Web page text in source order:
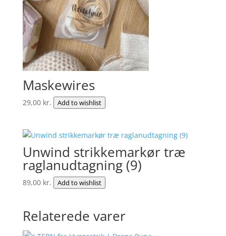
Maskewires
29,00 kr. Add to wishlist
Unwind strikkemarkør træ
raglanudtagning (9)
89,00 kr. Add to wishlist
Relaterede varer